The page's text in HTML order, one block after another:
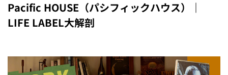
Pacific HOUSE（パシフィックハウス）｜
LIFE LABEL大解剖